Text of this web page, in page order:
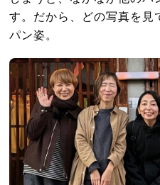
す。だから、どの写真を
パン姿。